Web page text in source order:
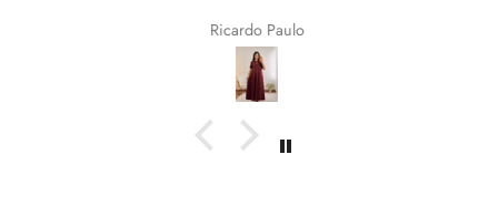
Ricardo Paulo